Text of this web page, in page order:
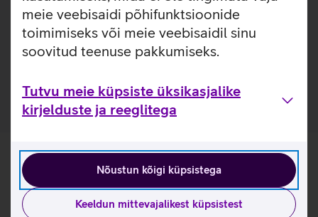
meie veebisaidi põhifunktsioonide
toimimiseks või meie veebisaidil sinu
soovitud teenuse pakkumiseks.
Tutvu meie küpsiste üksikasjalike
kirjelduste ja reeglitega
Nõustun kõigi küpsistega
Keeldun mittevajalikest küpsistest
SAFE by PanzerGlass õhuke silikoonümbris annab
optimaalse kaitse sinu telefonile. Ümbris sobitub ideaalselt
ümber telefoni ja jätab nähtavale seadme disaini ja
värvuse. Ümbrist on võimalik kasutada ka juhtmevabade